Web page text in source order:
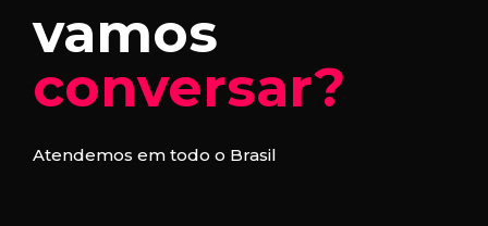
vamos
conversar?
Atendemos em todo o Brasil